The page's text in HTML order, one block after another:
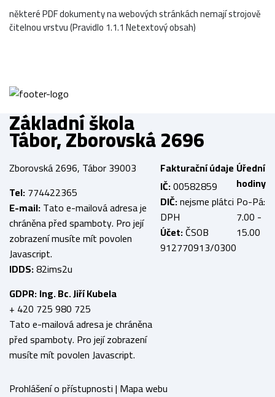
některé PDF dokumenty na webových stránkách nemají strojově
čitelnou vrstvu (Pravidlo 1.1.1 Netextový obsah)
Základní škola
Tábor, Zborovská 2696
Zborovská 2696, Tábor 39003
Tel:774422365
E-mail:Tato e-mailová adresa je
chráněna před spamboty. Pro její
zobrazení musíte mít povolen
Javascript.
IDDS:82ims2u
GDPR:Ing. Bc. Jiří Kubela
+ 420 725 980 725
Tato e-mailová adresa je chráněna
před spamboty. Pro její zobrazení
musíte mít povolen Javascript.
Fakturační údaje
IČ:00582859
DIČ:nejsme plátci
DPH
Účet:ČSOB
912770913/0300
Úřední
hodiny
Po-Pá:
7.00 -
15.00
Prohlášení o přístupnosti| Mapa webu